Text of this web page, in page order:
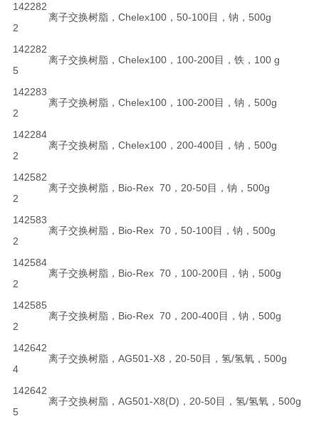
142282
2
离子交换树脂，Chelex100，50-100目，钠，500g
142282
5
离子交换树脂，Chelex100，100-200目，铁，100 g
142283
2
离子交换树脂，Chelex100，100-200目，钠，500g
142284
2
离子交换树脂，Chelex100，200-400目，钠，500g
142582
2
离子交换树脂，Bio-Rex 70，20-50目，钠，500g
142583
2
离子交换树脂，Bio-Rex 70，50-100目，钠，500g
142584
2
离子交换树脂，Bio-Rex 70，100-200目，钠，500g
142585
2
离子交换树脂，Bio-Rex 70，200-400目，钠，500g
142642
4
离子交换树脂，AG501-X8，20-50目，氢/氢氧，500g
142642
5
离子交换树脂，AG501-X8(D)，20-50目，氢/氢氧，500g